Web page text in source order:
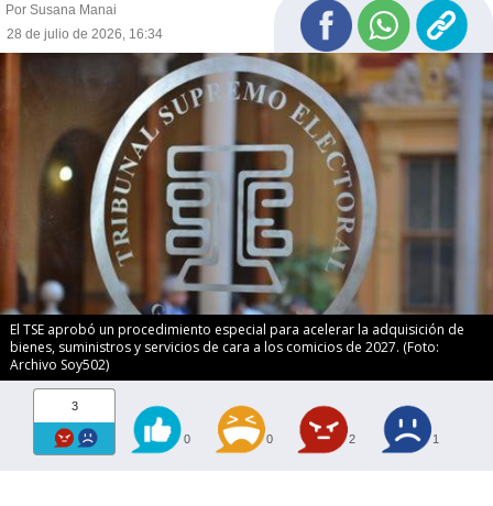
Por Susana Manai
28 de julio de 2026, 16:34
El TSE aprobó un procedimiento especial para acelerar la adquisición de
bienes, suministros y servicios de cara a los comicios de 2027. (Foto:
Archivo Soy502)
3
0 0 2 1